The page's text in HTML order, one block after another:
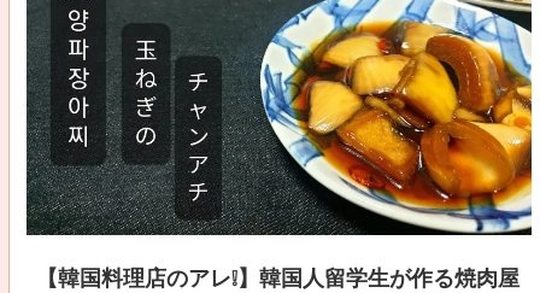
【韓国料理店のアレ❕】韓国人留学生が作る焼肉屋